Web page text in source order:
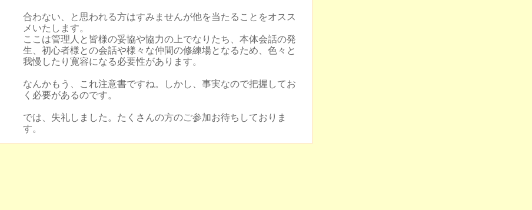
合わない、と思われる方はすみませんが他を当たることをオスス
メいたします。
ここは管理人と皆様の妥協や協力の上でなりたち、本体会話の発
生、初心者様との会話や様々な仲間の修練場となるため、色々と
我慢したり寛容になる必要性があります。
なんかもう、これ注意書ですね。しかし、事実なので把握してお
く必要があるのです。
では、失礼しました。たくさんの方のご参加お待ちしておりま
す。